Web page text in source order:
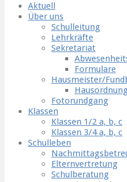
Aktuell
Über uns
Schulleitung
Lehrkräfte
Sekretariat
Formulare
Hausmeister/
Fotorundgang
Klassen
Klassen 1/2 a, b, c
Klassen 3/4 a, b, c
Schulleben
Elternvertretung
Schulberatung